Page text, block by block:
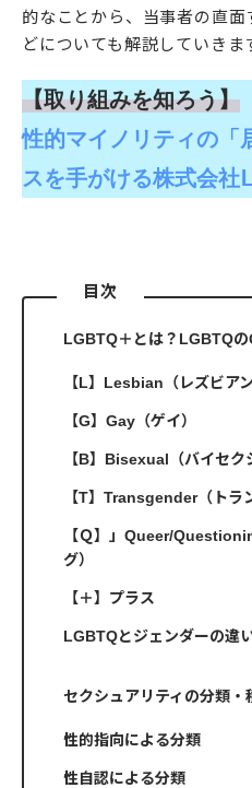
的なことから、当事者の直
どについても解説していきま
【取り組みを知ろう】
性的マイノリティの「
スを手がける株式会社
目次
LGBTQ＋とは？LGBTQ
【L】Lesbian（レズビアン
【G】Gay（ゲイ）
【B】Bisexual（バイセク
【T】Transgender（トラ
【Ｑ】」Queer/
グ）
【＋】プラス
LGBTQとジェンダーの違
セクシュアリティの分類・
性的指向による分類
性自認による分類